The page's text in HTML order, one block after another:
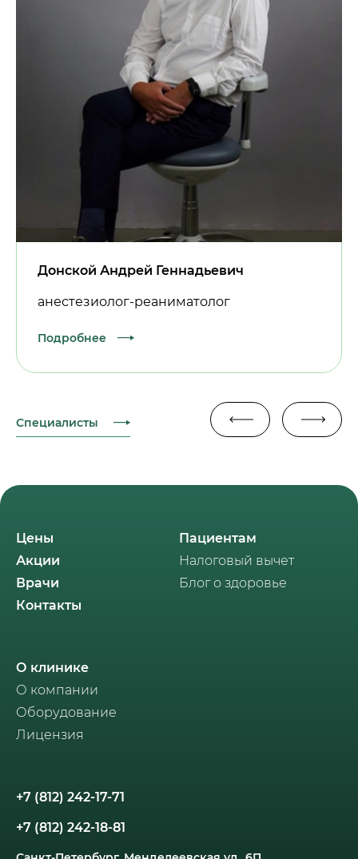
Специалисты
Донской Андрей Геннадьевич
анестезиолог-реаниматолог
Подробнее
Цены
Акции
Врачи
Контакты
Пациентам
Налоговый вычет
Блог о здоровье
О клинике
О компании
Оборудование
Лицензия
+7 (812) 242-17-71
+7 (812) 242-18-81